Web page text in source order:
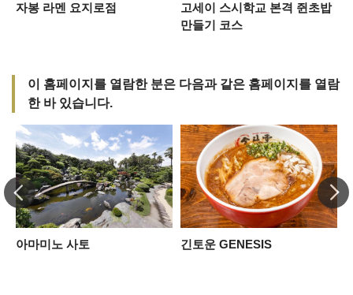
자봉 라멘 요지로점
고세이 스시학교 본격 쥔초밥
만들기 코스
이 홈페이지를 열람한 분은 다음과 같은 홈페이지를 열람
한 바 있습니다.
아마미노 사토 긴토운 GENESIS